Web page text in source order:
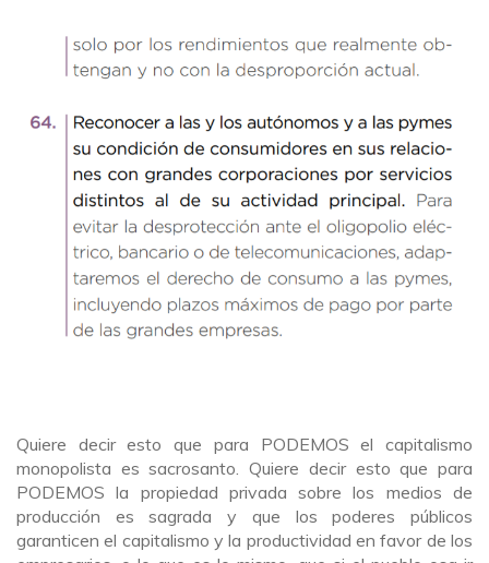
Quiere decir esto que para PODEMOS el capitalismo
monopolista es sacrosanto. Quiere decir esto que para
PODEMOS la propiedad privada sobre los medios de
producción es sagrada y que los poderes públicos
garanticen el capitalismo y la productividad en favor de los